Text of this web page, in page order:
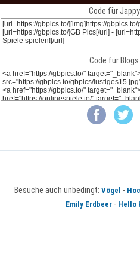
Code für
Code für Blogs
Besuche auch unbedingt: Vögel -
Emily Erdbeer- Hello